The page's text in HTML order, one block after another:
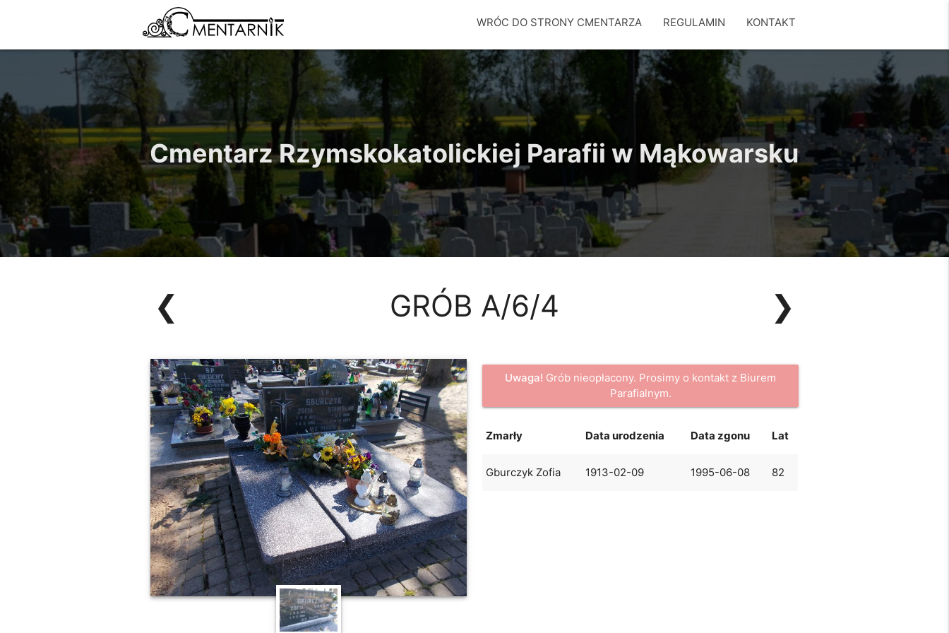
WRÓC DO STRONY CMENTARZA REGULAMIN KONTAKT
Cmentarz Rzymskokatolickiej Parafii w Mąkowarsku
❮ ❯
GRÓB A/6/4
Uwaga! Grób nieopłacony. Prosimy o kontakt z Biurem
Parafialnym.
Zmarły Data urodzenia Data zgonu Lat
Gburczyk Zofia 1913-02-09 1995-06-08 82